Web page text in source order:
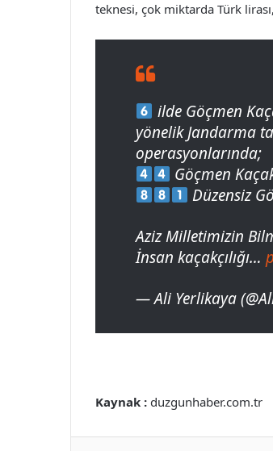
teknesi, çok miktarda Türk
ilde Göçmen
yönelik Jandarma
operasyonlarında;
Göçmen
Düzensiz
Aziz Milletimizin
İnsan kaçakçılığı…
— Ali Yerlikaya
Kaynak : duzgunhaber.com.tr